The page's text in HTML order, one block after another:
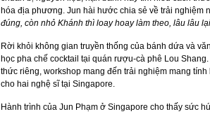
hóa địa phương. Jun hài hước chia sẻ về trải nghiệm
đúng, còn nhỏ Khánh thì loay hoay làm theo, lâu lâu
Rời khỏi không gian truyền thống của bánh dứa và
học pha chế cocktail tại quán rượu-cà phê Lou
thức riêng, workshop mang đến trải nghiệm mang
cho hai nghệ sĩ tại Singapore.
Hành trình của Jun Phạm ở Singapore cho thấy sức